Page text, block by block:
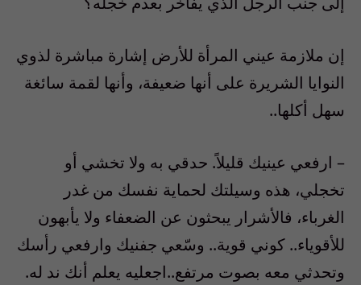
إن ملازمة عيني المرأة للأرض إشارة مباشرة لذوي
النوايا الشريرة على أنها ضعيفة، وأنها لقمة سائغة
سهل أكلها..
– ارفعي عينيك قليلاً. حدقي به ولا تخشي أو
تخجلي، هذه وسيلتك لحماية نفسك من غدر
الغرباء، فالأشرار يبحثون عن الضعفاء ولا يأبهون
للأقوياء.. كوني قوية.. وسّعي جفنيك وارفعي رأسك
وتحدثي معه بصوت مرتفع..اجعليه يعلم أنك ند له.